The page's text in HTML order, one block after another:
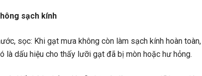
sạch kính
sọc: Khi gạt mưa không còn làm sạch kính hoàn
là dấu hiệu cho thấy lưỡi gạt đã bị mòn hoặc hư hỏng.